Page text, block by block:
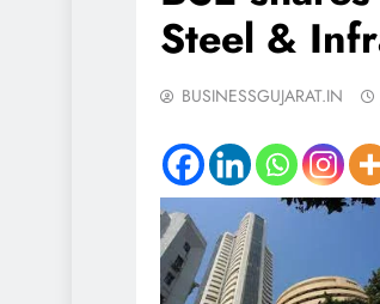
Steel &
BUSINESSGUJARAT.IN